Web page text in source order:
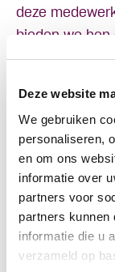
Deze website
We gebruiken
personaliseren,
en om ons
informatie over
partners voor
partners kunnen
informatie die u
verzameld op
deze
bieden we
doen en hun
inclusieve en
waarin
voelt. We
beleid tegen
gelijke kansen
Onze ambitie
investeren in
impact op de